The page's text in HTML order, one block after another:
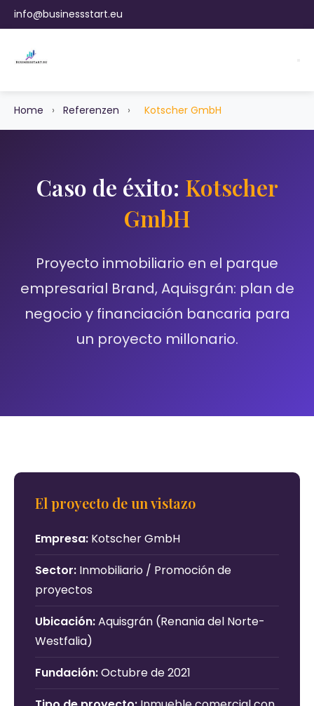
info@businessstart.eu
Home › Referenzen › Kotscher GmbH
Caso de éxito: Kotscher
GmbH
Proyecto inmobiliario en el parque
empresarial Brand, Aquisgrán: plan de
negocio y financiación bancaria para
un proyecto millonario.
El proyecto de un vistazo
Empresa: Kotscher GmbH
Sector: Inmobiliario / Promoción de
proyectos
Ubicación:Aquisgrán (Renania del Norte-
Westfalia)
Fundación:Octubre de 2021